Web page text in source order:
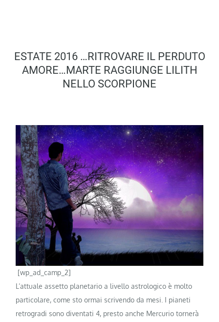
ESTATE 2016 …RITROVARE IL PERDUTO
AMORE…MARTE RAGGIUNGE LILITH
NELLO SCORPIONE
[wp_ad_camp_2]
L’attuale assetto planetario a livello astrologico è molto
particolare, come sto ormai scrivendo da mesi. I pianeti
retrogradi sono diventati 4, presto anche Mercurio tornerà